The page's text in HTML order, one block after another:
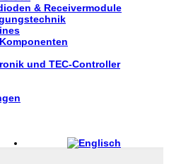
& Receivermodule
und TEC-Controller